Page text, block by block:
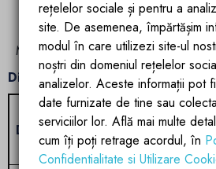
Manual instalare Cabina Giorgio
Dimensiune usa
Dimensiune Inaltime
Interval
de
montare
rețelelor sociale și pentru a
site. De asemenea, împărtășim
modul în care utilizezi site-ul
noștri din domeniul rețelelor
analizelor. Aceste informații pot
date furnizate de tine sau
serviciilor lor. Află mai multe
cum îți poți retrage acordul, în
Confidentialitate si Utilizare